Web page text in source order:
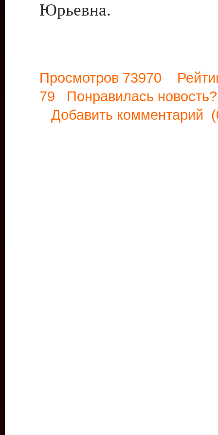
Юрьевна.
Просмотров 73970
79 Понравилась
Добавить комментарий